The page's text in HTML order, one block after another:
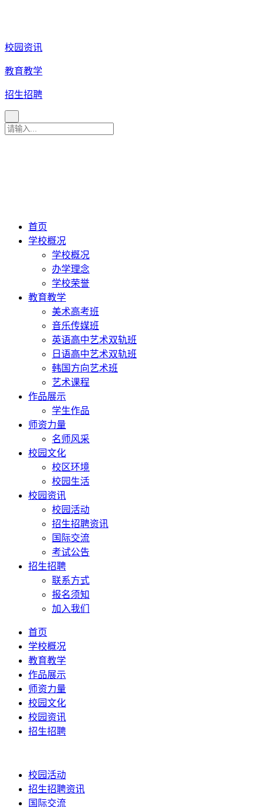
校园资讯
教育教学
招生招聘
首页
学校概况
学校概况
办学理念
学校荣誉
教育教学
美术高考班
音乐传媒班
英语高中艺术双轨班
日语高中艺术双轨班
韩国方向艺术班
艺术课程
作品展示
学生作品
师资力量
名师风采
校园文化
校区环境
校园生活
校园资讯
校园活动
招生招聘资讯
国际交流
考试公告
招生招聘
联系方式
报名须知
加入我们
首页
学校概况
教育教学
作品展示
师资力量
校园文化
校园资讯
招生招聘
校园活动
招生招聘资讯
国际交流